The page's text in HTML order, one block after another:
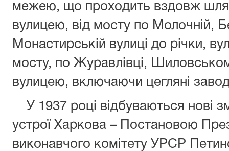
межею, що проходить вздовж
вулицею, від мосту по Молочній,
Монастирській вулиці до річки,
мосту, по Журавлівці,
вулицею, включаючи цегляні
У 1937 році відбуваються нові
устрої Харкова – Постановою
виконавчого комітету УРСР